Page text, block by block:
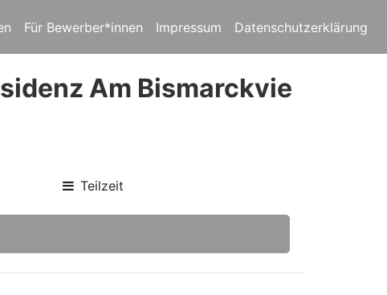
Für Bewerber*innen Impressum Datenschutzerklärung
Am Bismarckvie
Teilzeit